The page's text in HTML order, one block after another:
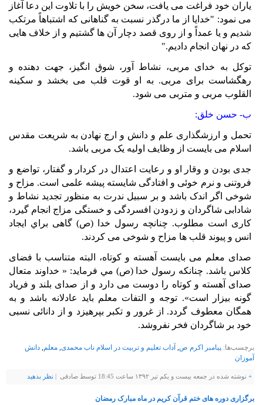
ياران خود فراغت می يافت، سخن خويش را با تلاوت اين دعا آغاز
می نمود: "خدايا از ما درگذر نسبت به گناهانی که اشتباهاً مرتکب
شديم و يا عمداً و از روی قصد دچار آن ها گشتيم و از خلاف هايی
که در نهان انجام داديم."
توکل به خدای مربی، نشاط آور، شوق انگيز، جهت دهنده و
رهگشاست برای مربی. به او قوت قلب می بخشد و سکينه
القلوب مربی و متربی می شود.
ب- حسن خلق:
تحمل و ارزشگذاری علم و دانش و ارج نهادن به شريعت مقدس
اسلام می بايست از وظايف اوليه يک مربی باشد.
جدی بودن و وقار او و رعايت اعتدال در کردار و گفتار، تواضع و
فروتنی و نرم خوئی و افتادگی شايسته پيشه علمی است. مزاح و
شوخی اگر اندک باشد و بر سبيل ندرت به منظور تجديد نشاط و
شادابی شاگردان و زدودن افسردگی و خستگی مزاج انجام گيرد،
کاری است مطلوب. چنانچه رسول خدا (ص) گاهی براي ايجاد
انس و پيوند قلب ها مزاح و شوخی می کردند.
صدای معلم می بايست آهسته و کوتاه، البته متناسب با فضای
کلاس باشد. چنانکه رسول خدا (ص) مي فرمايد: « خداوند متعال
صدای آهسته و کوتاه را دوست می دارد و از صدای بلند و فرياد
گونه بيزار است». توجه و التفات معلم بايد عادلانه باشد و به
همگان معطوف گردد. از غرور و تکبر بپرهيزد و از دانائی نسبی
خود بر شاگردان فخر نفروشد.
برچسب‌ها: پیامبر اکرم ص, آداب تعليم و تربيت در اسلام ناب محمدی, معلم, دانش
آموزان
+ نوشته شده در جمعه بیست و یکم تیر ۱۳۹۲ ساعت 18:45 توسط صادقی | نظر بدهيد
برگزاری دوره های ختم قرآن کریم در ماه مبارک رمضان